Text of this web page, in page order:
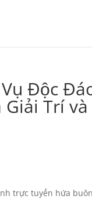
Độc
Trí
trực tuyến hứa